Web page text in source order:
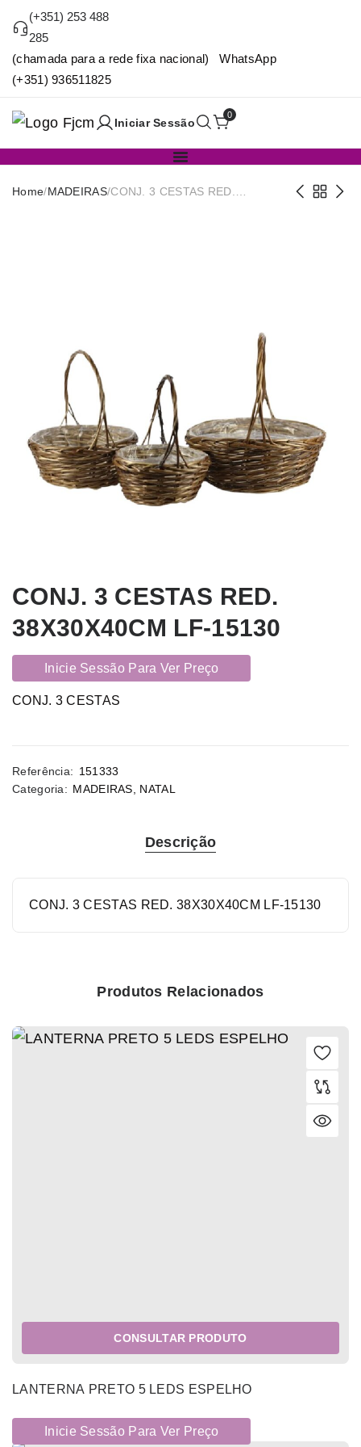
(+351) 253 488
285
(chamada para a rede fixa nacional) WhatsApp
(+351) 936511825
Iniciar Sessão
0
Home/MADEIRAS/CONJ. 3 CESTAS RED.
CONJ. 3 CESTAS RED.
38X30X40CM LF-15130
Inicie Sessão Para Ver Preço
CONJ. 3 CESTAS
Referência: 151333
Categoria: MADEIRAS NATAL
Descrição
CONJ. 3 CESTAS RED. 38X30X40CM LF-15130
Produtos Relacionados
CONSULTAR PRODUTO
LANTERNA PRETO 5 LEDS ESPELHO
Inicie Sessão Para Ver Preço